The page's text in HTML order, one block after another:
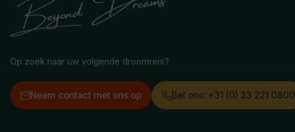
Op zoek naar uw volgende droomreis?
Neem contact met ons op Bel ons: +31 (0) 23 221 0800